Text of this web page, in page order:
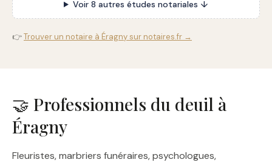
Voir 8 autres études notariales ↓
👉Trouver un notaire à Éragny sur notaires.fr →
🤝 Professionnels du deuil à
Éragny
Fleuristes, marbriers funéraires, psychologues,